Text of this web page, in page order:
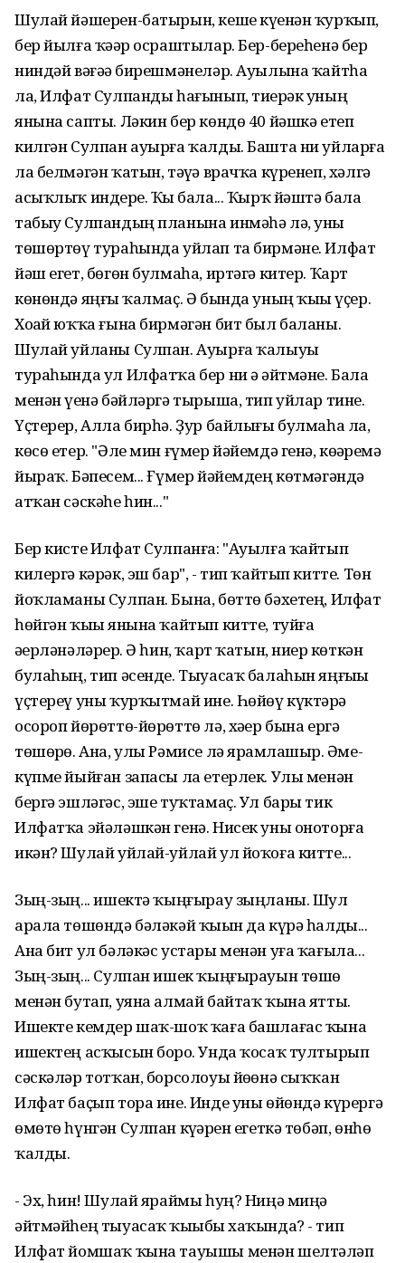
Шулай йәшерен-батырын, кеше күҙенән ҡурҡып,
бер йылға ҡәҙәр осраштылар. Бер-береһенә бер
ниндәй вәғәҙә бирешмәнеләр. Ауылына ҡайтһа
ла, Илфат Сулпанды һағынып, тиҙерәк уның
янына сапты. Ләкин бер көндө 40 йәшкә етеп
килгән Сулпан ауырға ҡалды. Башта ни уйларға
ла белмәгән ҡатын, тәүҙә врачҡа күренеп, хәлгә
асыҡлыҡ индерҙе. Ҡыҙ бала... Ҡырҡ йәштә бала
табыу Сулпандың планына инмәһә лә, уны
төшөртөү тураһында уйлап та бирмәне. Илфат
йәш егет, бөгөн булмаһа, иртәгә китер. Ҡарт
көнөндә яңғыҙ ҡалмаҫ. Ә бында уның ҡыҙы үҫер.
Хоҙай юҡҡа ғына бирмәгән бит был баланы.
Шулай уйланы Сулпан. Ауырға ҡалыуы
тураһында ул Илфатҡа бер ни ҙә әйтмәне. Бала
менән үҙенә бәйләргә тырыша, тип уйлар тине.
Үҫтерер, Алла бирһә. Ҙур байлығы булмаһа ла,
көсө етер. "Әле мин ғүмер йәйемдә генә, көҙҙәремә
йыраҡ. Бәпесем... Ғүмер йәйемдең көтмәгәндә
атҡан сәскәһе һин..."
Бер кисте Илфат Сулпанға: "Ауылға ҡайтып
килергә кәрәк, эш бар", - тип ҡайтып китте. Төн
йоҡламаны Сулпан. Бына, бөттө бәхетең, Илфат
һөйгән ҡыҙы янына ҡайтып китте, туйға
әҙерләнәләрҙер. Ә һин, ҡарт ҡатын, ниҙер көткән
булаһың, тип әсенде. Тыуасаҡ балаһын яңғыҙы
үҫтереү уны ҡурҡытмай ине. Һөйөү күктәрҙә
осороп йөрөттө-йөрөттө лә, хәҙер бына ергә
төшөрҙө. Ана, улы Рәмисе лә ярҙамлашыр. Әҙме-
күпме йыйған запасы ла етерлек. Улы менән
бергә эшләгәс, эше туҡтамаҫ. Ул бары тик
Илфатҡа эйәләшкән генә. Нисек уны оноторға
икән? Шулай уйлай-уйлай ул йоҡоға китте...
Зың-зың... ишектә ҡыңғырау зыңланы. Шул
арала төшөндә бәләкәй ҡыҙын да күрә һалды...
Ана бит ул бәләкәс устары менән уға ҡағыла...
Зың-зың... Сулпан ишек ҡыңғырауын төшө
менән бутап, уяна алмай байтаҡ ҡына ятты.
Ишекте кемдер шаҡ-шоҡ ҡаға башлағас ҡына
ишектең асҡысын борҙо. Унда ҡосаҡ тултырып
сәскәләр тотҡан, борсолоуы йөҙөнә сыҡҡан
Илфат баҫып тора ине. Инде уны өйөндә күрергә
өмөтө һүнгән Сулпан күҙҙәрен егеткә төбәп, өнһөҙ
ҡалды.
- Эх, һин! Шулай яраймы һуң? Ниңә миңә
әйтмәйһең тыуасаҡ ҡыҙыбыҙ хаҡында? - тип
Илфат йомшаҡ ҡына тауышы менән шелтәләп